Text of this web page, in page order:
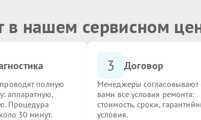
в нашем сервисном
полную
аппаратную,
Процедура
30 минут.
3 Договор
Менеджеры согласовывают
вами все условия ремонта:
стоимость, сроки,
условия.